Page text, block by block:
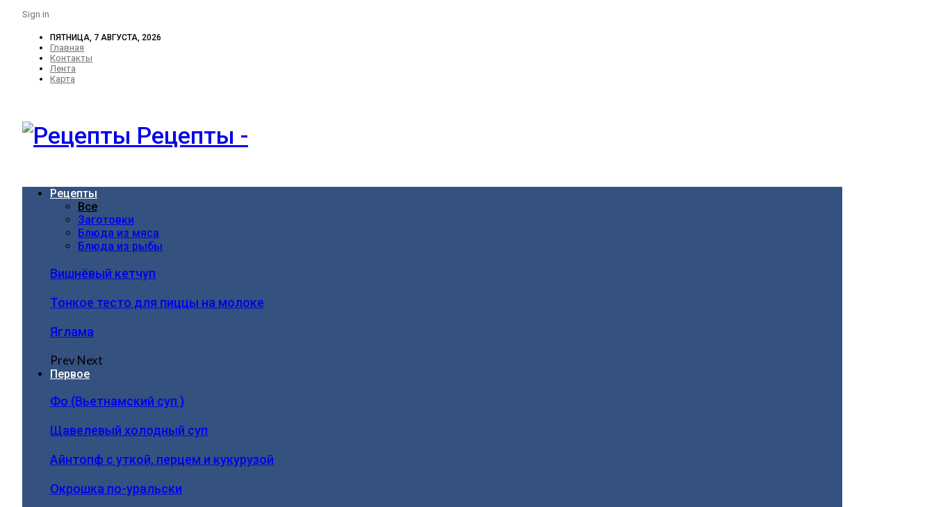
Sign in
ПЯТНИЦА, 7 АВГУСТА, 2026
Главная
Контакты
Лента
Карта
Рецепты -
Рецепты
Все
Заготовки
Блюда из мяса
Блюда из рыбы
Вишнёвый кетчуп
Тонкое тесто для пиццы на молоке
Яглама
PrevNext
Первое
Фо (Вьетнамский суп )
Щавелевый холодный суп
Айнтопф с уткой, перцем и кукурузой
Окрошка по-уральски